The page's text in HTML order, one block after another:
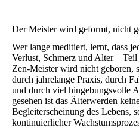
Der Meister wird geformt, nicht
Wer lange meditiert, lernt, dass
Verlust, Schmerz und Alter – Teil
Zen-Meister wird nicht geboren,
durch jahrelange Praxis, durch
und durch viel hingebungsvolle
gesehen ist das Älterwerden
Begleiterscheinung des Lebens,
kontinuierlicher